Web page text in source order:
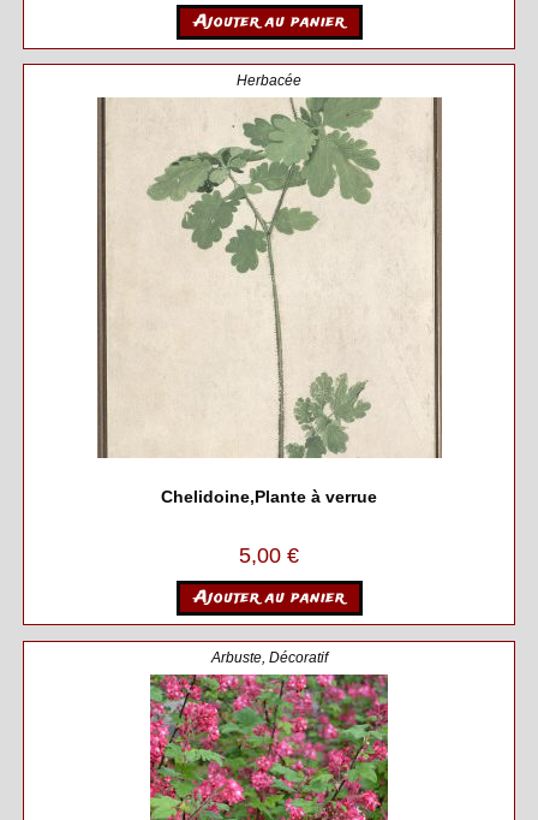
Ajouter au panier
Herbacée
Chelidoine,Plante à verrue
5,00 €
Ajouter au panier
Arbuste, Décoratif